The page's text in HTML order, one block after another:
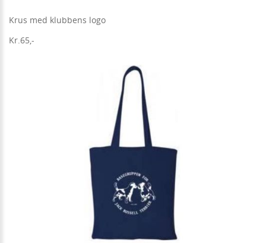
Krus med klubbens logo
Kr.65,-